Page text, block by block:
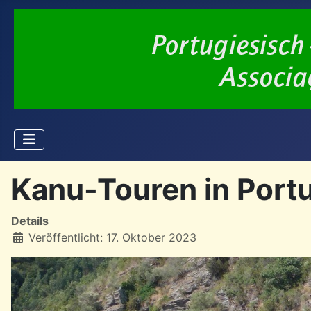
Kanu-Touren in
Details
Veröffentlicht: 17. Oktober 2023